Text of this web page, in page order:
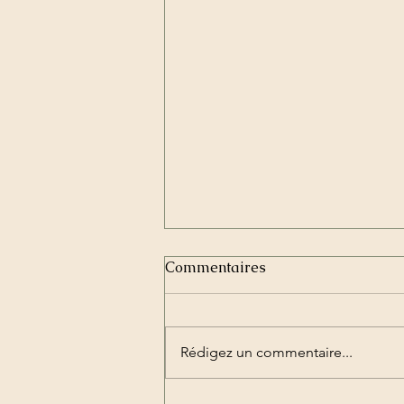
Mise en garde importante
​ ​Les activités proposées par
retraites etc – s’inscrivent dans
une démarche holistique et
Commentaires
Rédigez un commentaire...